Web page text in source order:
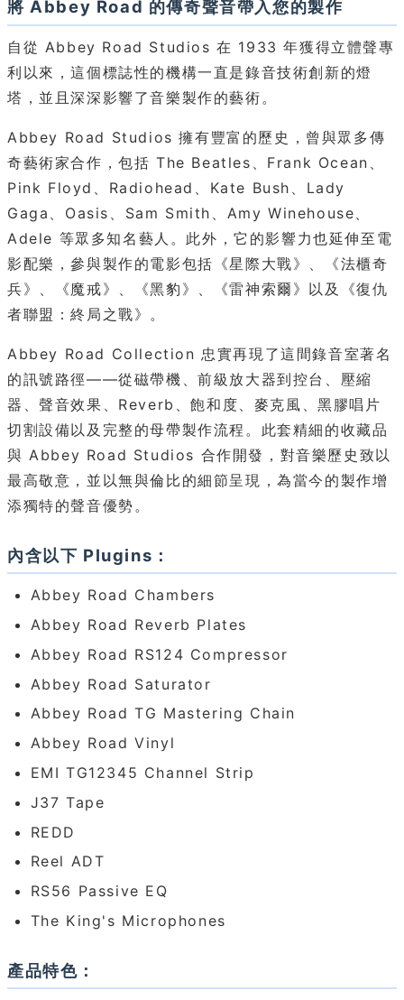
將 Abbey Road 的傳奇聲音帶入您的製作
自從 Abbey Road Studios 在 1933 年獲得立體聲專
利以來，這個標誌性的機構一直是錄音技術創新的燈
塔，並且深深影響了音樂製作的藝術。
Abbey Road Studios 擁有豐富的歷史，曾與眾多傳
奇藝術家合作，包括 The Beatles、Frank Ocean、
Pink Floyd、Radiohead、Kate Bush、Lady
Gaga、Oasis、Sam Smith、Amy Winehouse、
Adele 等眾多知名藝人。此外，它的影響力也延伸至電
影配樂，參與製作的電影包括《星際大戰》、《法櫃奇
兵》、《魔戒》、《黑豹》、《雷神索爾》以及《復仇
者聯盟：終局之戰》。
Abbey Road Collection 忠實再現了這間錄音室著名
的訊號路徑——從磁帶機、前級放大器到控台、壓縮
器、聲音效果、Reverb、飽和度、麥克風、黑膠唱片
切割設備以及完整的母帶製作流程。此套精細的收藏品
與 Abbey Road Studios 合作開發，對音樂歷史致以
最高敬意，並以無與倫比的細節呈現，為當今的製作增
添獨特的聲音優勢。
內含以下 Plugins：
Abbey Road Chambers
Abbey Road Reverb Plates
Abbey Road RS124 Compressor
Abbey Road Saturator
Abbey Road TG Mastering Chain
Abbey Road Vinyl
EMI TG12345 Channel Strip
J37 Tape
REDD
Reel ADT
RS56 Passive EQ
The King's Microphones
產品特色：